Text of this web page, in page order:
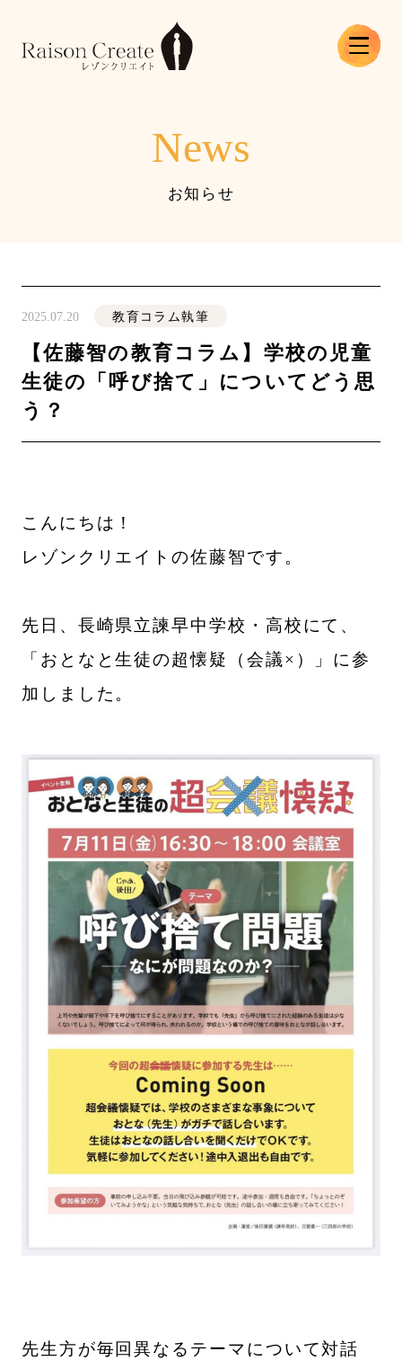
News
お知らせ
2025.07.20 教育コラム執筆
【佐藤智の教育コラム】学校の児童
生徒の「呼び捨て」についてどう思
う？
こんにちは！
レゾンクリエイトの佐藤智です。
先日、長崎県立諫早中学校・高校にて、
「おとなと生徒の超懐疑（会議×）」に参
加しました。
先生方が毎回異なるテーマについて対話